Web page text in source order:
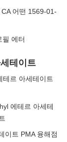
어떤 1569-01-
필 에터
테이트
르 아세테이트
에테르 아세테
이트 PMA 융해점